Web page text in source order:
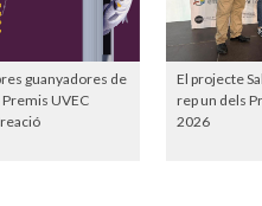
guanyadores de
UVEC
El projecte
rep un dels
2026